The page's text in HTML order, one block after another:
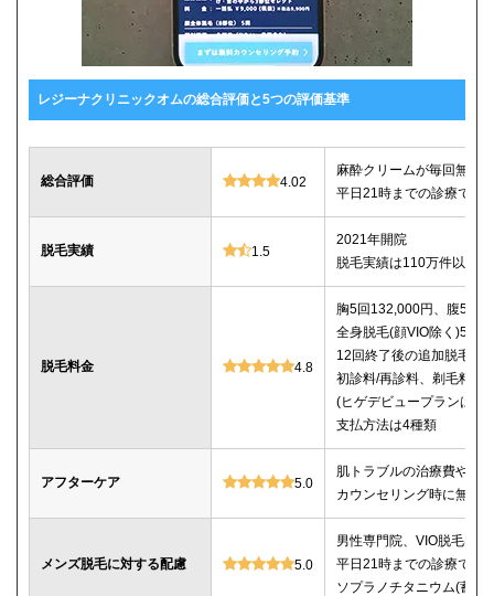
レジーナクリニックオムの総合評価と5つの評価基準
総合評価 4.02
麻酔クリームが毎回無料
平日21時までの診療で仕
脱毛実績 1.5
2021年開院
脱毛実績は110万件以上
脱毛料金 4.8
胸5回132,000円、腹5回
全身脱毛(顔VIO除く)5回
12回終了後の追加脱毛は
初診料/再診料、剃毛料、
(ヒゲデビュープランはキ
支払方法は4種類
アフターケア 5.0
肌トラブルの治療費や薬
カウンセリング時に無料
メンズ脱毛に対する配慮 5.0
男性専門院、VIO脱毛は
平日21時までの診療で仕
ソプラノチタニウム(蓄熱